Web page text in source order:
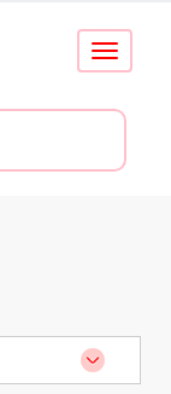
Conmutar